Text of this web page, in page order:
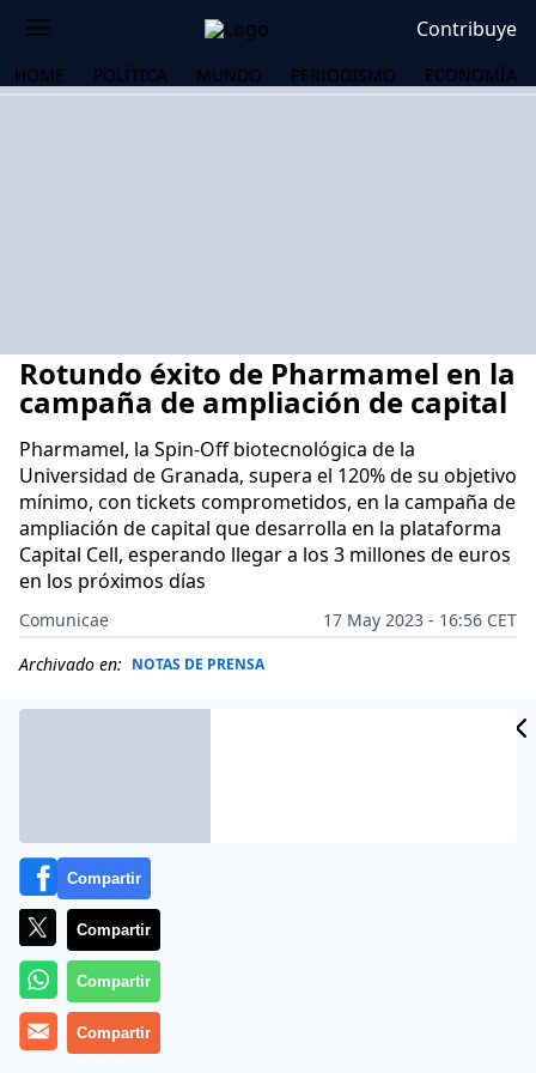
Contribuye
HOME POLÍTICA MUNDO PERIODISMO ECONOMÍA
Rotundo éxito de Pharmamel en la
campaña de ampliación de capital
Pharmamel, la Spin-Off biotecnológica de la
Universidad de Granada, supera el 120% de su objetivo
mínimo, con tickets comprometidos, en la campaña de
ampliación de capital que desarrolla en la plataforma
Capital Cell, esperando llegar a los 3 millones de euros
en los próximos días
Comunicae
17 May 2023 - 16:56 CET
Archivado en: NOTAS DE PRENSA
Pharmamel, la Spin-Off biotecnológica de la
Compartir
Compartir
Compartir
Compartir